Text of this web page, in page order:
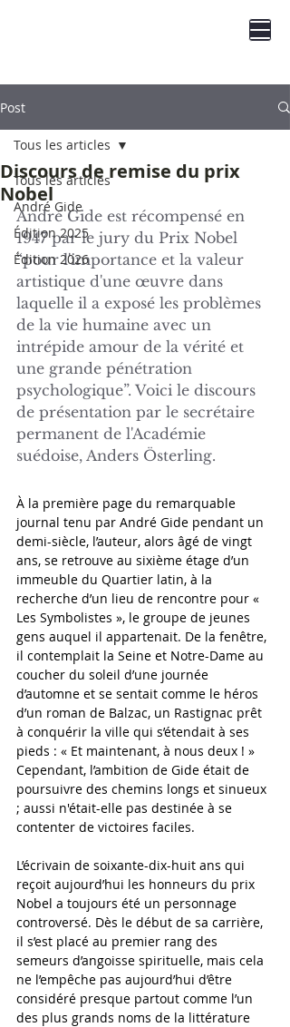
Post
Tous les articles
André Gide
Édition 2025
Édition 2026
Tous les articles
Discours de remise du prix
Nobel
André Gide est récompensé en
1947 par le jury du Prix Nobel
“pour l'importance et la valeur
artistique d'une œuvre dans
laquelle il a exposé les problèmes
de la vie humaine avec un
intrépide amour de la vérité et
une grande pénétration
psychologique”. Voici le discours
de présentation par le secrétaire
permanent de l'Académie
suédoise, Anders Österling.
À la première page du remarquable
journal tenu par André Gide pendant un
demi-siècle, l’auteur, alors âgé de vingt
ans, se retrouve au sixième étage d’un
immeuble du Quartier latin, à la
recherche d’un lieu de rencontre pour «
Les Symbolistes », le groupe de jeunes
gens auquel il appartenait. De la fenêtre,
il contemplait la Seine et Notre-Dame au
coucher du soleil d’une journée
d’automne et se sentait comme le héros
d’un roman de Balzac, un Rastignac prêt
à conquérir la ville qui s’étendait à ses
pieds : « Et maintenant, à nous deux ! »
Cependant, l’ambition de Gide était de
poursuivre des chemins longs et sinueux
; aussi n'était-elle pas destinée à se
contenter de victoires faciles.
L’écrivain de soixante-dix-huit ans qui
reçoit aujourd’hui les honneurs du prix
Nobel a toujours été un personnage
controversé. Dès le début de sa carrière,
il s’est placé au premier rang des
semeurs d’angoisse spirituelle, mais cela
ne l’empêche pas aujourd’hui d’être
considéré presque partout comme l’un
des plus grands noms de la littérature